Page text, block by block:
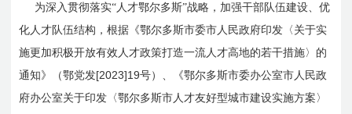
为深入贯彻落实“人才鄂尔多斯”战略，加强干部队伍建设、优
化人才队伍结构，根据《鄂尔多斯市委市人民政府印发〈关于实
施更加积极开放有效人才政策打造一流人才高地的若干措施〉的
通知》（鄂党发[2023]19号）、《鄂尔多斯市委办公室市人民政
府办公室关于印发〈鄂尔多斯市人才友好型城市建设实施方案〉